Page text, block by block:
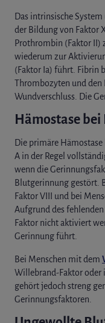
Das intrinsische
der Bildung von Faktor
Prothrombin (Faktor II)
wiederum zur
(Faktor Ia) führt. Fibrin
Thrombozyten und den
Wundverschluss. Die
Hämostase
Die primäre
A in der Regel
wenn die
Blutgerinnung gestört.
Faktor VIII und bei
Aufgrund des
Faktor nicht aktiviert
Gerinnung führt.
Bei Menschen mit dem
Willebrand-Faktor
gehört jedoch streng
Gerinnungsfaktoren.